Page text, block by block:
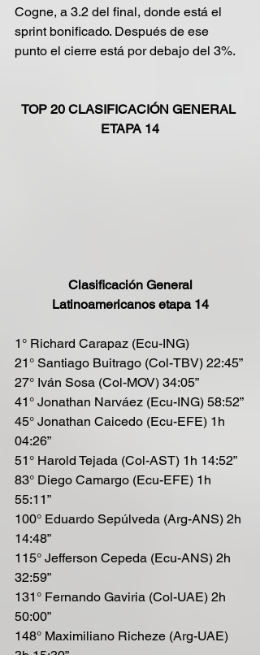
Cogne, a 3.2 del final, donde está el
sprint bonificado. Después de ese
punto el cierre está por debajo del 3%.
TOP 20 CLASIFICACIÓN GENERAL
ETAPA 14
Latinoamericanos etapa 14
1° Richard Carapaz (Ecu-ING)
21° Santiago Buitrago (Col-TBV) 22:45”
27° Iván Sosa (Col-MOV) 34:05”
41° Jonathan Narváez (Ecu-ING) 58:52”
45° Jonathan Caicedo (Ecu-EFE) 1h
04:26”
51° Harold Tejada (Col-AST) 1h 14:52”
83° Diego Camargo (Ecu-EFE) 1h
55:11”
100° Eduardo Sepúlveda (Arg-ANS) 2h
14:48”
115° Jefferson Cepeda (Ecu-ANS) 2h
32:59”
131° Fernando Gaviria (Col-UAE) 2h
50:00”
148° Maximiliano Richeze (Arg-UAE)